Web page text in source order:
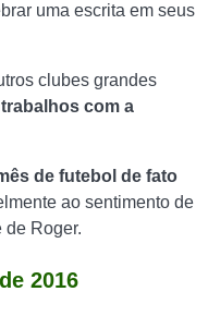
uma escrita em seus
clubes grandes
com a
de futebol de fato
ao sentimento de
de Roger.
2016